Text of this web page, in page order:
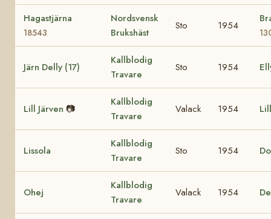
Hagastjärna
18543
Nordsvensk
Brukshäst
Sto 1954
Järn Delly (17)
Kallblodig
Travare
Sto 1954
Lill Järven 📷
Kallblodig
Travare
Valack 1954
Lissola
Kallblodig
Travare
Sto 1954
Ohej
Kallblodig
Travare
Valack 1954